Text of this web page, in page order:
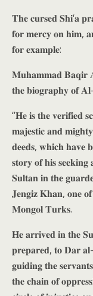
𝐓𝐡𝐞 𝐜𝐮𝐫𝐬𝐞𝐝 𝐒𝐡𝐢‘𝐚
𝐟𝐨𝐫 𝐦𝐞𝐫𝐜𝐲 𝐨𝐧 𝐡𝐢𝐦,
𝐟𝐨𝐫 𝐞𝐱𝐚𝐦𝐩𝐥𝐞:
𝐌𝐮𝐡𝐚𝐦𝐦𝐚𝐝 𝐁𝐚𝐪𝐢𝐫
𝐭𝐡𝐞 𝐛𝐢𝐨𝐠𝐫𝐚𝐩𝐡𝐲 𝐨𝐟
“𝐇𝐞 𝐢𝐬 𝐭𝐡𝐞 𝐯𝐞𝐫𝐢𝐟𝐢𝐞𝐝
𝐦𝐚𝐣𝐞𝐬𝐭𝐢𝐜 𝐚𝐧𝐝
𝐝𝐞𝐞𝐝𝐬, 𝐰𝐡𝐢𝐜𝐡 𝐡𝐚𝐯𝐞
𝐬𝐭𝐨𝐫𝐲 𝐨𝐟 𝐡𝐢𝐬
𝐒𝐮𝐥𝐭𝐚𝐧 𝐢𝐧 𝐭𝐡𝐞
𝐉𝐞𝐧𝐠𝐢𝐳 𝐊𝐡𝐚𝐧, 𝐨𝐧𝐞 𝐨𝐟
𝐌𝐨𝐧𝐠𝐨𝐥 𝐓𝐮𝐫𝐤𝐬.
𝐇𝐞 𝐚𝐫𝐫𝐢𝐯𝐞𝐝 𝐢𝐧 𝐭𝐡𝐞
𝐩𝐫𝐞𝐩𝐚𝐫𝐞𝐝, 𝐭𝐨 𝐃𝐚𝐫
𝐠𝐮𝐢𝐝𝐢𝐧𝐠 𝐭𝐡𝐞
𝐭𝐡𝐞 𝐜𝐡𝐚𝐢𝐧 𝐨𝐟